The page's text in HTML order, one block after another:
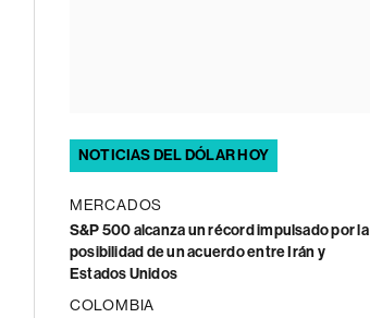
NOTICIAS DEL DÓLAR HOY
MERCADOS
S&P 500 alcanza un récord impulsado por la
posibilidad de un acuerdo entre Irán y
Estados Unidos
COLOMBIA